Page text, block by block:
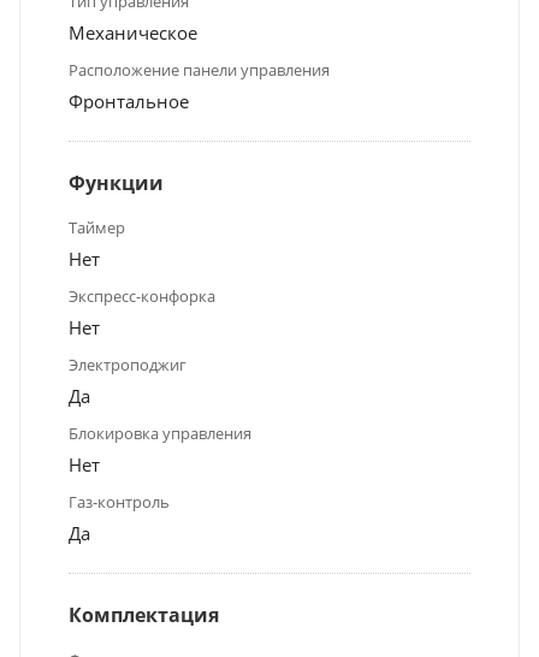
Механическое
Расположение панели управления
Фронтальное
Функции
Таймер
Нет
Экспресс-конфорка
Нет
Электроподжиг
Да
Блокировка управления
Нет
Газ-контроль
Да
Комплектация